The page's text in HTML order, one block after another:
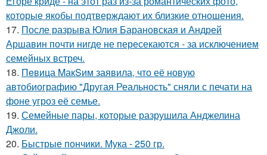
которые якобы подтверждают их близкие отношения.
17. После разрыва Юлия Барановская и Андрей
Аршавин почти нигде не пересекаются - за исключением
семейных встреч.
18. Пeвица MакSим заявила, что её новую
автобиографию "Другая Реальность" сняли с печати на
фоне угроз её семье.
19. Семейные пары, которые разрушила Анджелина
Джоли.
20. Быстрые пончики. Мука - 250 гр.